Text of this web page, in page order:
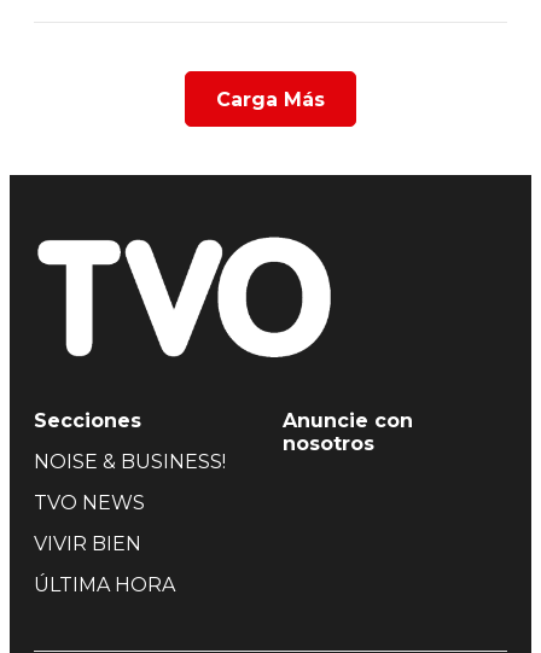
Carga Más
Secciones
NOISE & BUSINESS!
TVO NEWS
VIVIR BIEN
ÚLTIMA HORA
Anuncie con
nosotros